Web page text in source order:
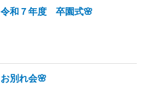
令和７年度 卒園式🌸
お別れ会🌸